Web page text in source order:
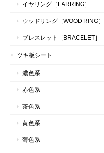
イヤリング［EARRING］
ウッドリング［WOOD RING］
ブレスレット［BRACELET］
ツキ板シート
濃色系
赤色系
茶色系
黄色系
薄色系